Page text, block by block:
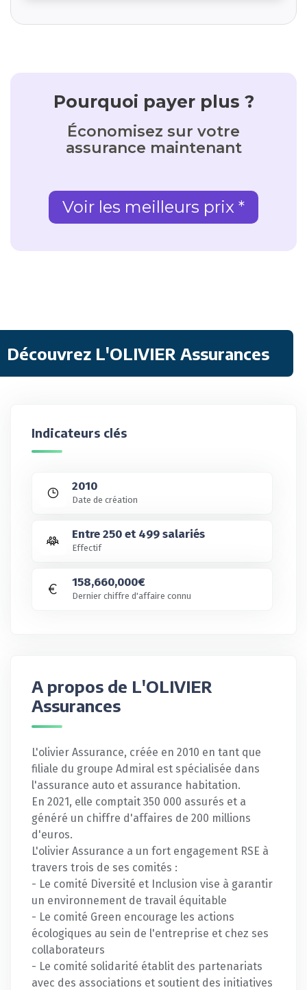
Pourquoi payer plus ?
Économisez sur votre
assurance maintenant
Voir les meilleurs prix *
Découvrez L'OLIVIER Assurances
Indicateurs clés
2010
Date de création
Entre 250 et 499 salariés
Effectif
158,660,000€
Dernier chiffre d'affaire connu
A propos de L'OLIVIER
Assurances
L'olivier Assurance, créée en 2010 en tant que
filiale du groupe Admiral est spécialisée dans
l'assurance auto et assurance habitation.
En 2021, elle comptait 350 000 assurés et a
généré un chiffre d'affaires de 200 millions
d'euros.
L'olivier Assurance a un fort engagement RSE à
travers trois de ses comités :
- Le comité Diversité et Inclusion vise à garantir
un environnement de travail équitable
- Le comité Green encourage les actions
écologiques au sein de l'entreprise et chez ses
collaborateurs
- Le comité solidarité établit des partenariats
avec des associations et soutient des initiatives